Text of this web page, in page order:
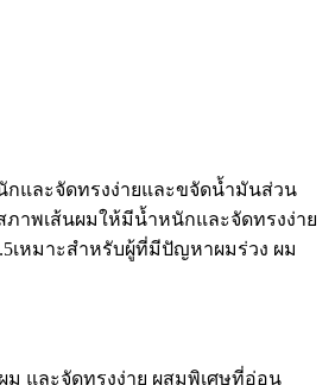
และจัดทรงง่ายและขจัดน้ำมันส่วน
าพเส้นผมให้มีน้ำหนักและจัดทรงง่าย
เหมาะสำหรับผู้ที่มีปัญหาผมร่วง ผม
และจัดทรงง่าย ผสมพิเศษที่อ่อน